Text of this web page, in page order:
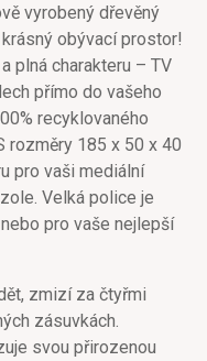
vyrobený dřevěný
obývací prostor!
plná charakteru – TV
přímo do vašeho
recyklovaného
rozměry 185 x 50 x 40
pro vaši mediální
Velká police je
pro vaše nejlepší
zmizí za čtyřmi
zásuvkách.
svou přirozenou